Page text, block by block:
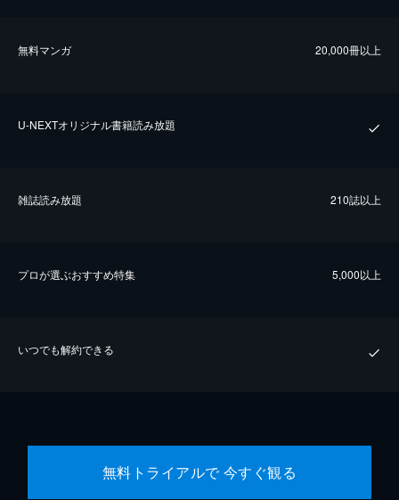
無料マンガ 20,000冊以上
U-NEXTオリジナル書籍読み放題
雑誌読み放題 210誌以上
プロが選ぶおすすめ特集 5,000以上
いつでも解約できる
無料トライアルで 今すぐ観る